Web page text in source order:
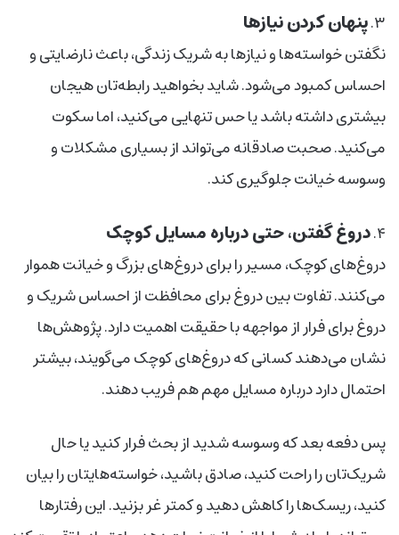
۳. پنهان کردن نیازها
نگفتن خواسته‌ها و نیازها به شریک زندگی، باعث نارضایتی و
احساس کمبود می‌شود. شاید بخواهید رابطه‌تان هیجان
بیشتری داشته باشد یا حس تنهایی می‌کنید، اما سکوت
می‌کنید. صحبت صادقانه می‌تواند از بسیاری مشکلات و
وسوسه خیانت جلوگیری کند.
۴. دروغ گفتن، حتی درباره مسایل کوچک
دروغ‌های کوچک، مسیر را برای دروغ‌های بزرگ و خیانت هموار
می‌کنند. تفاوت بین دروغ برای محافظت از احساس شریک و
دروغ برای فرار از مواجهه با حقیقت اهمیت دارد. پژوهش‌ها
نشان می‌دهند کسانی که دروغ‌های کوچک می‌گویند، بیشتر
احتمال دارد درباره مسایل مهم هم فریب دهند.
پس دفعه بعد که وسوسه شدید از بحث فرار کنید یا حال
شریک‌تان را راحت کنید، صادق باشید، خواسته‌هایتان را بیان
کنید، ریسک‌ها را کاهش دهید و کمتر غر بزنید. این رفتارها